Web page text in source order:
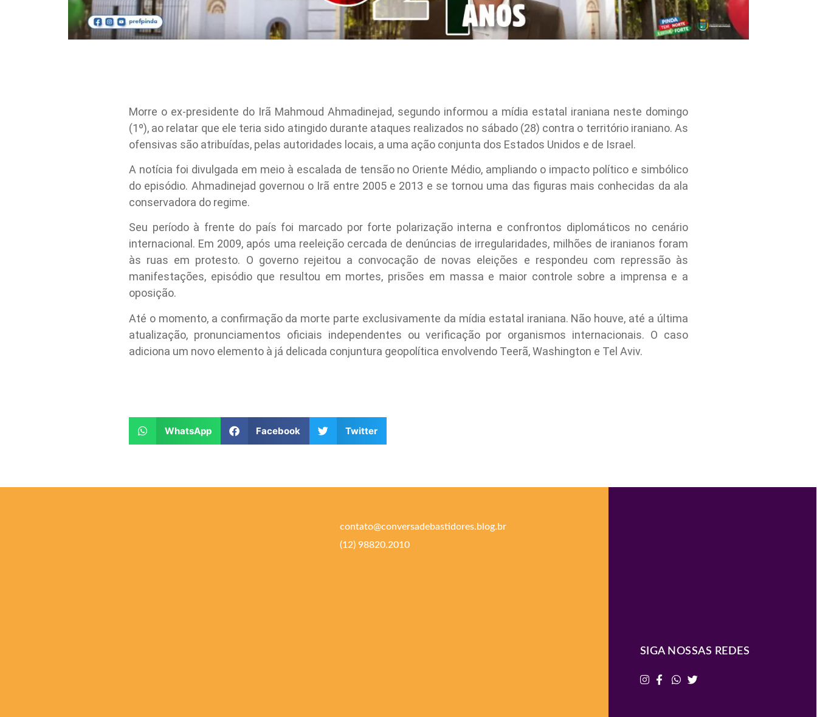
Morre o ex-presidente do Irã Mahmoud Ahmadinejad, segundo informou a mídia estatal iraniana neste domingo
(1º), ao relatar que ele teria sido atingido durante ataques realizados no sábado (28) contra o território iraniano. As
ofensivas são atribuídas, pelas autoridades locais, a uma ação conjunta dos Estados Unidos e de Israel.
A notícia foi divulgada em meio à escalada de tensão no Oriente Médio, ampliando o impacto político e simbólico
do episódio. Ahmadinejad governou o Irã entre 2005 e 2013 e se tornou uma das figuras mais conhecidas da ala
conservadora do regime.
Seu período à frente do país foi marcado por forte polarização interna e confrontos diplomáticos no cenário
internacional. Em 2009, após uma reeleição cercada de denúncias de irregularidades, milhões de iranianos foram
às ruas em protesto. O governo rejeitou a convocação de novas eleições e respondeu com repressão às
manifestações, episódio que resultou em mortes, prisões em massa e maior controle sobre a imprensa e a
oposição.
Até o momento, a confirmação da morte parte exclusivamente da mídia estatal iraniana. Não houve, até a última
atualização, pronunciamentos oficiais independentes ou verificação por organismos internacionais. O caso
adiciona um novo elemento à já delicada conjuntura geopolítica envolvendo Teerã, Washington e Tel Aviv.
WhatsApp Facebook Twitter
contato@conversadebastidores.blog.br
(12) 98820.2010
SIGA NOSSAS REDES